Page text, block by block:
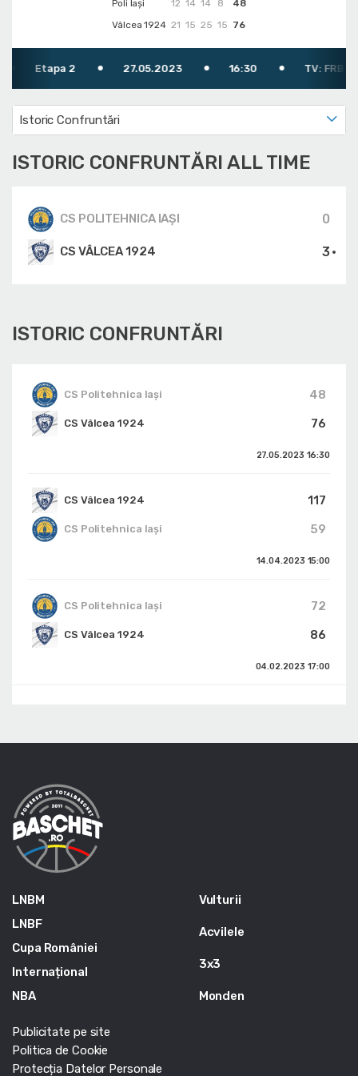
Poli Iași 12 14 14 8
48
Vâlcea 1924 21 15 25 15 76
Etapa 2 27.05.2023 16:30 TV: FRB TV
Istoric Confruntări
ISTORIC CONFRUNTĂRI ALL TIME
CS POLITEHNICA IAȘI 0
3
CS VÂLCEA 1924
ISTORIC CONFRUNTĂRI
CS Politehnica Iași
48
76
CS Vâlcea 1924
27.05.2023 16:30
CS Vâlcea 1924
117
59
CS Politehnica Iași
14.04.2023 15:00
CS Politehnica Iași
72
86
CS Vâlcea 1924
04.02.2023 17:00
LNBM
LNBF
Cupa României
Internațional
NBA
Vulturii
Acvilele
3x3
Monden
Publicitate pe site
Politica de Cookie
Protecția Datelor Personale